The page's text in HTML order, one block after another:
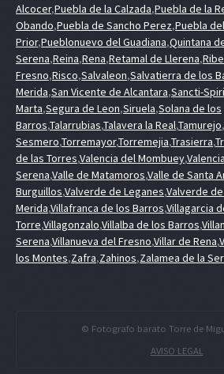
Alcocer,Puebla de la Calzada,Puebla de la
Obando,Puebla de Sancho Perez,Puebla
Prior,Pueblonuevo del Guadiana,Quintana
Serena,Reina,Rena,Retamal de Llerena,
Fresno,Risco,Salvaleon,Salvatierra de los
Merida,San Vicente de Alcantara,Sancti-
Marta,Segura de Leon,Siruela,Solana de los
Barros,Talarrubias,Talavera la Real,Tamurejo,
Sesmero,Torremayor,Torremejia,Trasierra,
de las Torres,Valencia del Mombuey,
Serena,Valle de Matamoros,Valle de Santa
Burguillos,Valverde de Leganes,Valverde
Merida,Villafranca de los Barros,Villagarcia
Torre,Villagonzalo,Villalba de los Barros,
Serena,Villanueva del Fresno,Villar de Rena,
los Montes,Zafra,Zahinos,Zalamea de la
© Fotografo barato Torre de
AVISO LEGAL